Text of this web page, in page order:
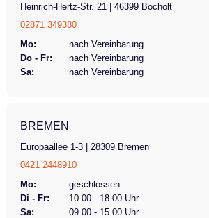
Heinrich-Hertz-Str. 21 | 46399 Bocholt
02871 349380
Mo:
nach Vereinbarung
Do - Fr:
nach Vereinbarung
Sa:
nach Vereinbarung
BREMEN
Europaallee 1-3 | 28309 Bremen
0421 2448910
Mo:
geschlossen
Di - Fr:
10.00 - 18.00 Uhr
Sa:
09.00 - 15.00 Uhr